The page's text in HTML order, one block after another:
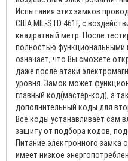
Испытания этих замков
США MIL-STD 461F, с
квадратный метр. После
полностью функциональными
означает, что Вы сможете
даже после атаки
уровня. Замок может
главный код(мастер-код), а
дополнительный коды для
Все коды устанавливает сам
защиту от подбора кодов,
Питание электронного замка
имеет низкое